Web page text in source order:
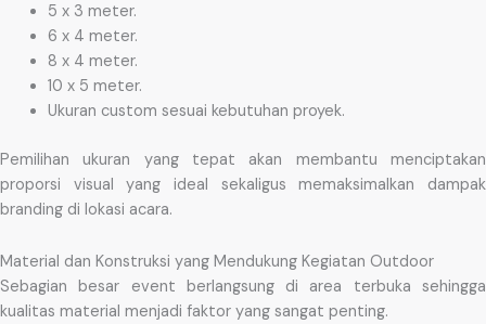
5 x 3 meter.
6 x 4 meter.
8 x 4 meter.
10 x 5 meter.
Ukuran custom sesuai kebutuhan proyek.
Pemilihan ukuran yang tepat akan membantu menciptakan
proporsi visual yang ideal sekaligus memaksimalkan dampak
branding di lokasi acara.
Material dan Konstruksi yang Mendukung Kegiatan Outdoor
Sebagian besar event berlangsung di area terbuka sehingga
kualitas material menjadi faktor yang sangat penting.